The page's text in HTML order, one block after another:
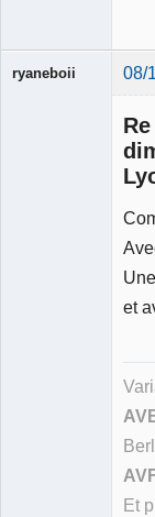
ryaneboii 08/
et
Et